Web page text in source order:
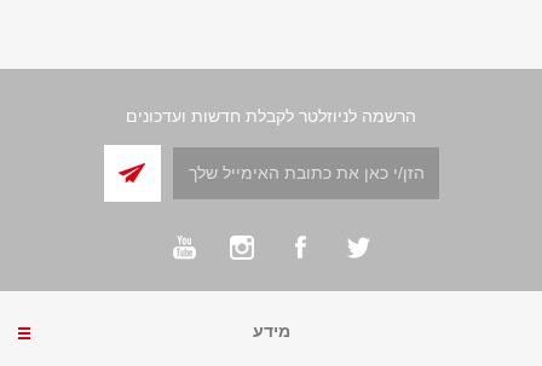
הרשמה לניוזלטר לקבלת חדשות ועדכונים
מידע